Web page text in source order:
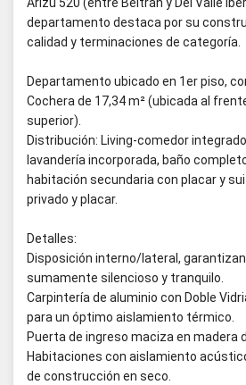
departamento destaca por su
calidad y terminaciones de categoría.
Departamento ubicado en 1er piso,
Cochera de 17,34 m² (ubicada al
superior).
Distribución: Living-comedor
lavandería incorporada, baño
habitación secundaria con placar y
privado y placar.
Detalles:
Disposición interno/lateral,
sumamente silencioso y tranquilo.
Carpintería de aluminio con Doble
para un óptimo aislamiento térmico.
Puerta de ingreso maciza en madera
Habitaciones con aislamiento
de construcción en seco.